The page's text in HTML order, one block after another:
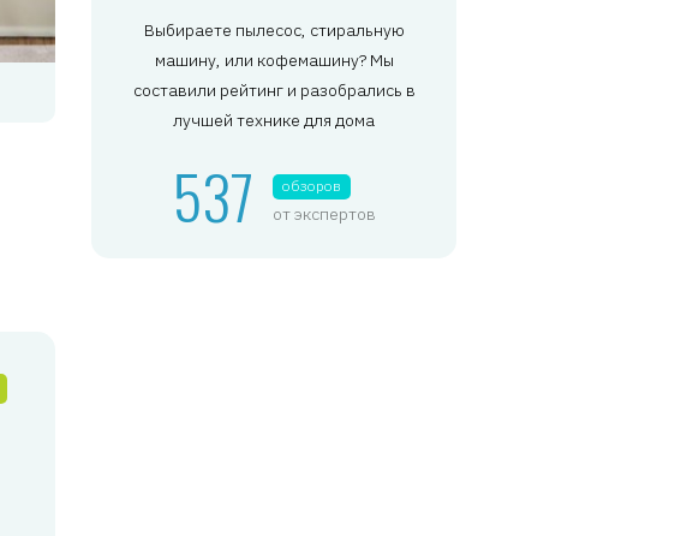
Выбираете пылесос, стиральную
машину, или кофемашину? Мы
составили рейтинг и разобрались в
лучшей технике для дома
537 обзоров
от экспертов